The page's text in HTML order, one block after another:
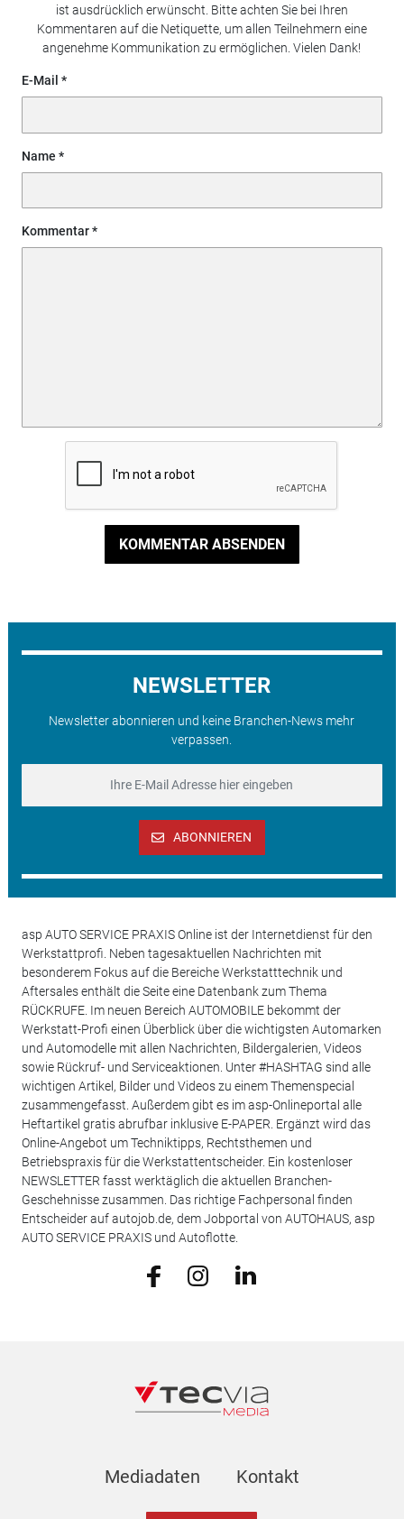
ist ausdrücklich erwünscht. Bitte achten Sie bei Ihren
Kommentaren auf die Netiquette, um allen Teilnehmern eine
angenehme Kommunikation zu ermöglichen. Vielen Dank!
E-Mail
Name
Kommentar
KOMMENTAR ABSENDEN
NEWSLETTER
Newsletter abonnieren und keine Branchen-News mehr
verpassen.
ABONNIEREN
asp AUTO SERVICE PRAXIS Online ist der Internetdienst für den
Werkstattprofi. Neben tagesaktuellen Nachrichten mit
besonderem Fokus auf die Bereiche Werkstatttechnik und
Aftersales enthält die Seite eine Datenbank zum Thema
RÜCKRUFE. Im neuen Bereich AUTOMOBILE bekommt der
Werkstatt-Profi einen Überblick über die wichtigsten Automarken
und Automodelle mit allen Nachrichten, Bildergalerien, Videos
sowie Rückruf- und Serviceaktionen. Unter #HASHTAG sind alle
wichtigen Artikel, Bilder und Videos zu einem Themenspecial
zusammengefasst. Außerdem gibt es im asp-Onlineportal alle
Heftartikel gratis abrufbar inklusive E-PAPER. Ergänzt wird das
Online-Angebot um Techniktipps, Rechtsthemen und
Betriebspraxis für die Werkstattentscheider. Ein kostenloser
NEWSLETTER fasst werktäglich die aktuellen Branchen-
Geschehnisse zusammen. Das richtige Fachpersonal finden
Entscheider auf autojob.de, dem Jobportal von AUTOHAUS, asp
AUTO SERVICE PRAXIS und Autoflotte.
Mediadaten Kontakt